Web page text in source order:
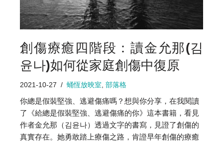
創傷療癒四階段：讀金允那(김
윤나)如何從家庭創傷中復原
2021-10-27 蛹恆放映室, 部落格
你總是假裝堅強、逃避傷痛嗎？想與你分享，在我閱讀
了《給總是假裝堅強、逃避傷痛的你》這本書籍，看見
作者金允那（김윤나）透過文字的書寫，見證了創傷的
真實存在。她勇敢踏上療傷之路，肯證早年創傷的療癒